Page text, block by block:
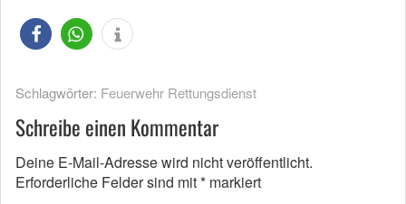
Schlagwörter: Feuerwehr Rettungsdienst
Schreibe einen Kommentar
Deine E-Mail-Adresse wird nicht veröffentlicht.
Erforderliche Felder sind mit* markiert